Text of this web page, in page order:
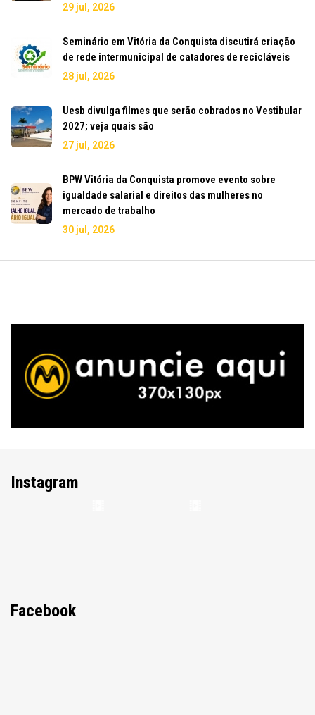
29 jul, 2026
Seminário em Vitória da Conquista discutirá criação
de rede intermunicipal de catadores de recicláveis
28 jul, 2026
Uesb divulga filmes que serão cobrados no Vestibular
2027; veja quais são
27 jul, 2026
BPW Vitória da Conquista promove evento sobre
igualdade salarial e direitos das mulheres no
mercado de trabalho
30 jul, 2026
Instagram
Facebook